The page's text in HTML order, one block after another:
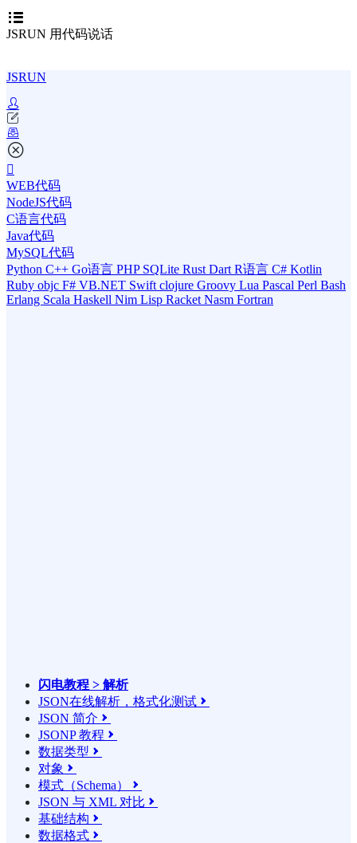
JSRUN 用代码说话
JSRUN
WEB代码
NodeJS代码
C语言代码
Java代码
MySQL代码
Python C++ Go语言 PHP SQLite Rust Dart R语言 C# Kotlin
Ruby objc F# VB.NET Swift clojure Groovy Lua Pascal Perl Bash
Erlang Scala Haskell Nim Lisp Racket Nasm Fortran
闪电教程 > 解析
JSON在线解析，格式化测试 
JSON 简介 
JSONP 教程 
数据类型 
对象 
模式（Schema） 
JSON 与 XML 对比 
基础结构 
数据格式 